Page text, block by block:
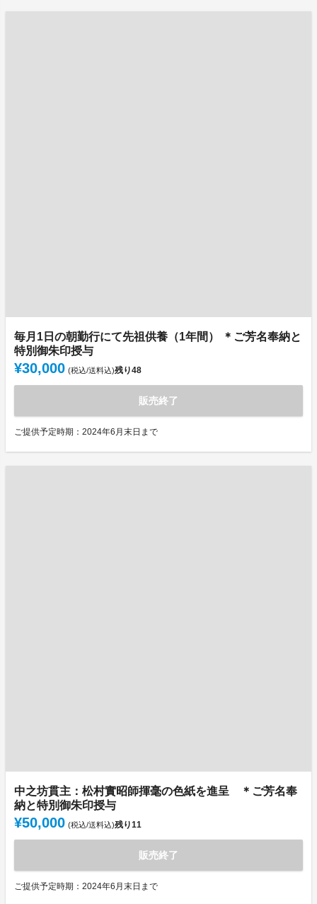
毎月1日の朝勤行にて先祖供養（1年間） ＊ご芳名奉納と
特別御朱印授与
¥30,000 (税込/送料込)残り48
販売終了
ご提供予定時期：2024年6月末日まで
中之坊貫主：松村實昭師揮毫の色紙を進呈 ＊ご芳名奉
納と特別御朱印授与
¥50,000 (税込/送料込)残り11
販売終了
ご提供予定時期：2024年6月末日まで